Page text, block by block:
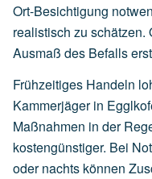
Ort-Besichtigung
realistisch zu schätzen.
Ausmaß des Befalls
Frühzeitiges Handeln
Kammerjäger in
Maßnahmen in der
kostengünstiger. Bei
oder nachts können